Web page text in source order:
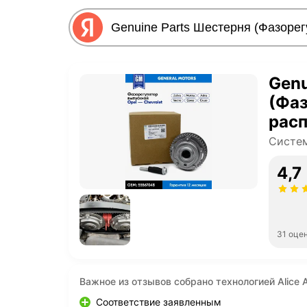
4,7
31
Важное из отзывов собрано технологией Alice
Соответствие заявленным